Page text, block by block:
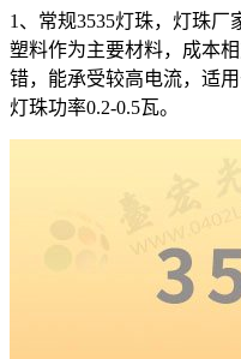
1、常规3535灯珠，灯珠
塑料作为主要材料，成本
错，能承受较高电流，适
灯珠功率0.2-0.5瓦。